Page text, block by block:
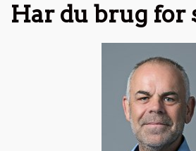
Har du brug for